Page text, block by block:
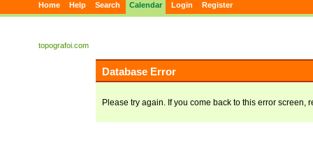
Home Help Search Calendar Login Register
topografoi.com
Database Error
Please try again. If you come back to this error screen,